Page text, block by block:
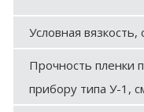
Условная вязкость,
Прочность пленки
прибору типа У-1,